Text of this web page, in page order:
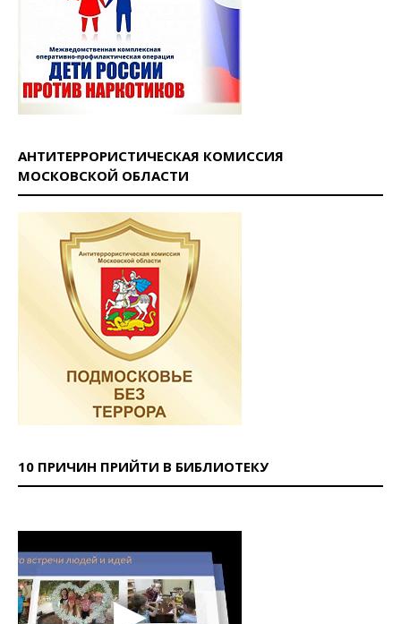
АНТИТЕРРОРИСТИЧЕСКАЯ КОМИССИЯ
МОСКОВСКОЙ ОБЛАСТИ
10 ПРИЧИН ПРИЙТИ В БИБЛИОТЕКУ